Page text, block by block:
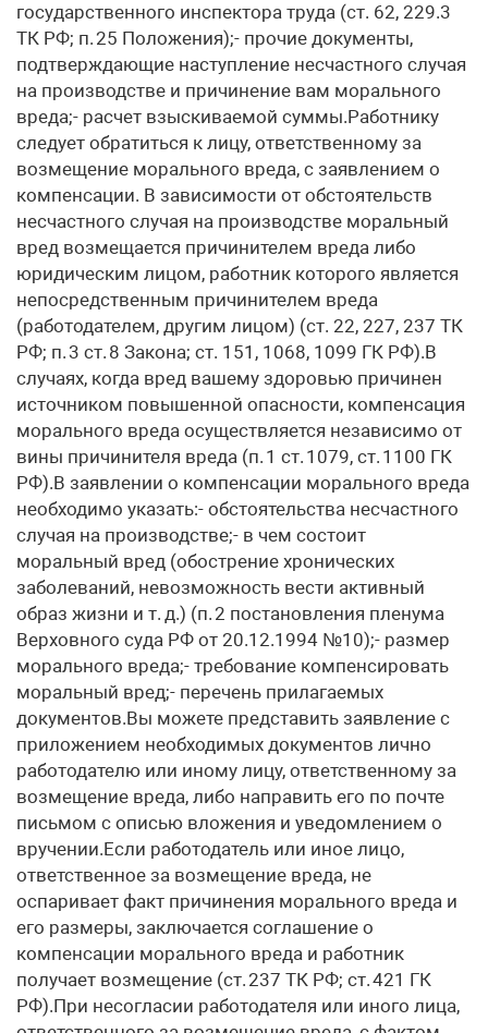
государственного инспектора труда (ст. 62, 229.3
ТК РФ; п. 25 Положения);- прочие документы,
подтверждающие наступление несчастного случая
на производстве и причинение вам морального
вреда;- расчет взыскиваемой суммы.Работнику
следует обратиться к лицу, ответственному за
возмещение морального вреда, с заявлением о
компенсации. В зависимости от обстоятельств
несчастного случая на производстве моральный
вред возмещается причинителем вреда либо
юридическим лицом, работник которого является
непосредственным причинителем вреда
(работодателем, другим лицом) (ст. 22, 227, 237 ТК
РФ; п. 3 ст. 8 Закона; ст. 151, 1068, 1099 ГК РФ).В
случаях, когда вред вашему здоровью причинен
источником повышенной опасности, компенсация
морального вреда осуществляется независимо от
вины причинителя вреда (п. 1 ст. 1079, ст. 1100 ГК
РФ).В заявлении о компенсации морального вреда
необходимо указать:- обстоятельства несчастного
случая на производстве;- в чем состоит
моральный вред (обострение хронических
заболеваний, невозможность вести активный
образ жизни и т. д.) (п. 2 постановления пленума
Верховного суда РФ от 20.12.1994 №10);- размер
морального вреда;- требование компенсировать
моральный вред;- перечень прилагаемых
документов.Вы можете представить заявление с
приложением необходимых документов лично
работодателю или иному лицу, ответственному за
возмещение вреда, либо направить его по почте
письмом с описью вложения и уведомлением о
вручении.Если работодатель или иное лицо,
ответственное за возмещение вреда, не
оспаривает факт причинения морального вреда и
его размеры, заключается соглашение о
компенсации морального вреда и работник
получает возмещение (ст. 237 ТК РФ; ст. 421 ГК
РФ).При несогласии работодателя или иного лица,